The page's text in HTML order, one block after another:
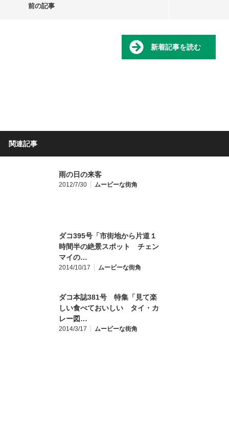
前の記事
新着記事を読む
関連記事
雨の日の来客
2012/7/30 ムービーな街角
ダコ395号「市街地から片道１
時間半の絶景スポット チェン
マイの…
2014/10/17 ムービーな街角
ダコ本誌381号 特集「見て楽
しい食べておいしい タイ・カ
レー図…
2014/3/17 ムービーな街角